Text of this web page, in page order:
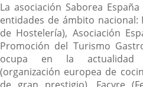
La asociación Saborea
entidades de ámbito nacional:
de Hostelería), Asociación
Promoción del Turismo
ocupa en la actualidad
(organización europea de